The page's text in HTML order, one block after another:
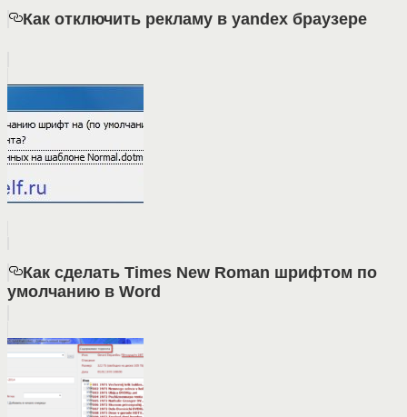
Как отключить рекламу в yandex браузере
Как сделать Times New Roman шрифтом по
умолчанию в Word